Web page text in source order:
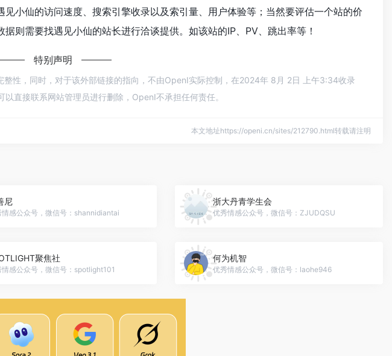
小仙的访问速度、搜索引擎收录以及索引量、用户体验等；当然要评估一个站的价
则需要找遇见小仙的站长进行洽谈提供。如该站的IP、PV、跳出率等！
特别声明
性，同时，对于该外部链接的指向，不由OpenI实际控制，在2024年 8月 2日 上午3:34收录
直接联系网站管理员进行删除，OpenI不承担任何责任。
本文地址https://openi.cn/sites/212790.html转载请注明
尼
情感公众号，微信号：shannidiantai
浙大丹青学生会
优秀情感公众号，微信号：ZJUDQSU
聚焦社
情感公众号，微信号：spotlight101
何为机智
优秀情感公众号，微信号：laohe946